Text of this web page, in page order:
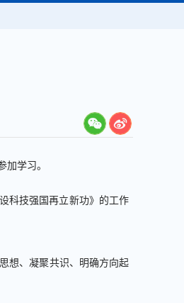
加学习。
科技强国再立新功》的工作
想、凝聚共识、明确方向起